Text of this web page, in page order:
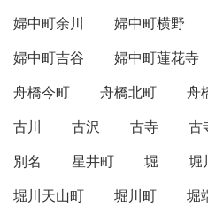
婦中町余川
婦中町横野
婦中町吉谷
婦中町蓮花寺
舟橋今町
舟橋北町 舟
古川
古沢 古寺 古
別名
星井町 堀
堀
堀川天山町
堀川町 堀